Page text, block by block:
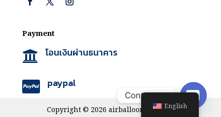
Payment
 โอนเงินผ่านธนาคาร
 paypal
Copyright © 2026 airballoonthailandEnglish
Contact us